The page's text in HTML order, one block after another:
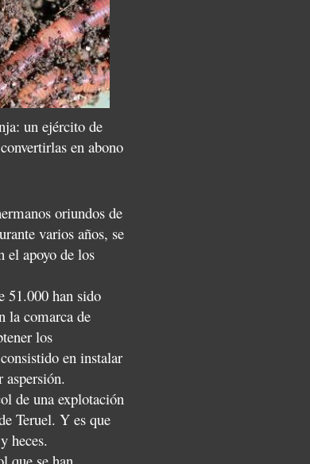
un ejército de
en abono
oriundos de
varios años, se
el apoyo de los
51.000 han sido
la comarca de
los
en instalar
aspersión.
de una explotación
Teruel. Y es que
heces.